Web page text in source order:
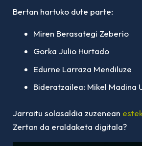
Bertan hartuko dute parte:
Miren Berasategi Zeberio
Gorka Julio Hurtado
Edurne Larraza Mendiluze
Bideratzailea: Mikel Madina
Jarraitu solasaldia zuzenean
Zertan da eraldaketa digitala?